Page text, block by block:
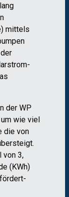
mittels
der WP
wie viel
die von
von 3,
(KWh)